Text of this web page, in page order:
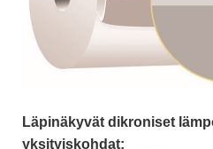
Läpinäkyvät dikroniset
yksityiskohdat: